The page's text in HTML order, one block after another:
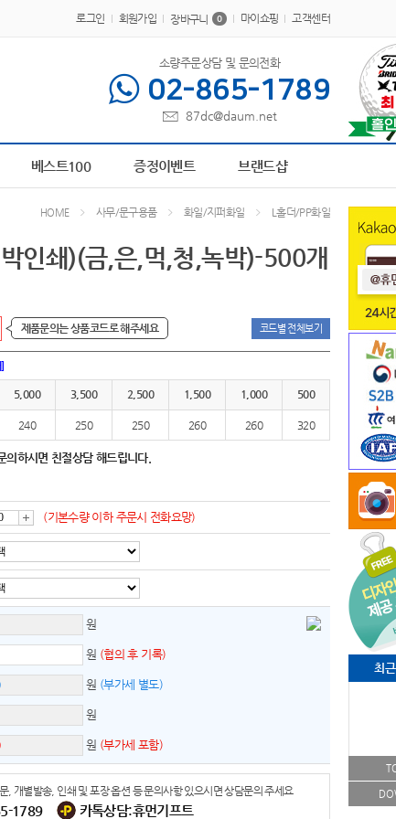
로그인 회원가입 장바구니 0 마이쇼핑 고객센터
AP-1004138 파스텔 칫솔 9 AP-100209
소량주문상담 및 문의전화
02-865-1789
87dc@daum.net
베스트100 증정이벤트 브랜드샵
최
HOME 사무/문구용품 화일/지퍼화일 L홀더/PP화일
인쇄)(금,은,먹,청,녹박)-500개
제품문의는 상품코드로 해주세요 코드별 전체보기
5,000 3,500 2,500 1,500 1,000 500
240 250 250 260 260 320
하시면 친절상담 해드립니다.
증
가
(기본수량 이하 주문시 전화요망)
원
원 (협의 후 기록)
원 (부가세 별도)
원
원 (부가세 포함)
, 개별발송, 인쇄 및 포장 옵션 등 문의사항 있으시면 상담문의 주세요
1789 카톡상담:휴먼기프트